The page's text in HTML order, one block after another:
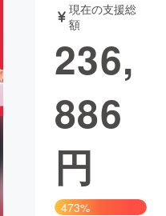
ト
書籍・雑誌
チャレンジ
CAMPFIRE Creation
現在の支援総
額
236,
886
円
473%